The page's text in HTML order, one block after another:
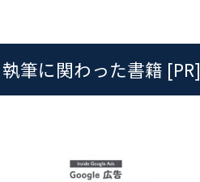
執筆に関わった書籍 [PR]